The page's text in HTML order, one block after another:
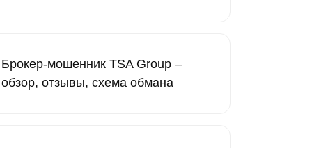
Брокер-мошенник TSA Group –
обзор, отзывы, схема обмана